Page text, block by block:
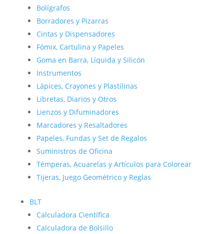
Bolígrafos
Borradores y Pizarras
Cintas y Dispensadores
Fómix, Cartulina y Papeles
Goma en Barra, Líquida y Silicón
Instrumentos
Lápices, Crayones y Plastilinas
Libretas, Diarios y Otros
Lienzos y Difuminadores
Marcadores y Resaltadores
Papeles, Fundas y Set de Regalos
Suministros de Oficina
Témperas, Acuarelas y Artículos para Colorear
Tijeras, Juego Geométrico y Reglas
BLT
Calculadora Científica
Calculadora de Bolsillo